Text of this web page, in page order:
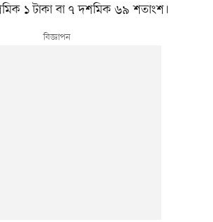
১ টাকা বা ৭ দশমিক ৬৯ শতাংশ।